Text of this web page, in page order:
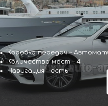
Коробка передач –
Количество мест – 4
Навигация – есть